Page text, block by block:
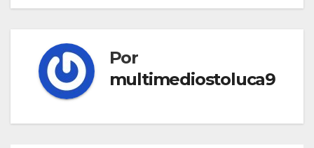
Por
multimediostoluca9